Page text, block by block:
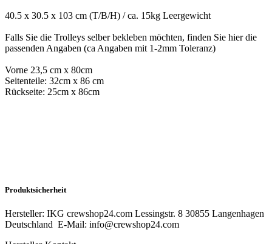
40.5 x 30.5 x 103 cm (T/B/H) / ca. 15kg Leergewicht
Falls Sie die Trolleys selber bekleben möchten, finden Sie hier die
passenden Angaben (ca Angaben mit 1-2mm Toleranz)
Vorne 23,5 cm x 80cm
Seitenteile: 32cm x 86 cm
Rückseite: 25cm x 86cm
Produktsicherheit
Hersteller: IKG crewshop24.com Lessingstr. 8 30855 Langenhagen
Deutschland E-Mail: info@crewshop24.com